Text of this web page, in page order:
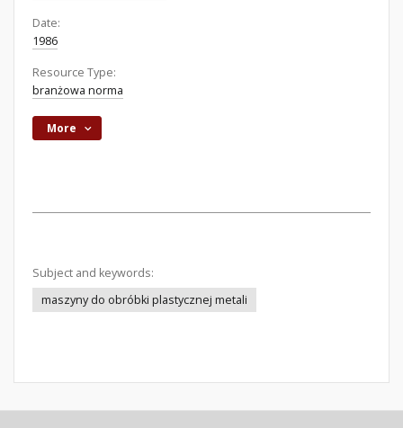
Date:
1986
Resource Type:
branżowa norma
More
Subject and keywords:
maszyny do obróbki plastycznej metali